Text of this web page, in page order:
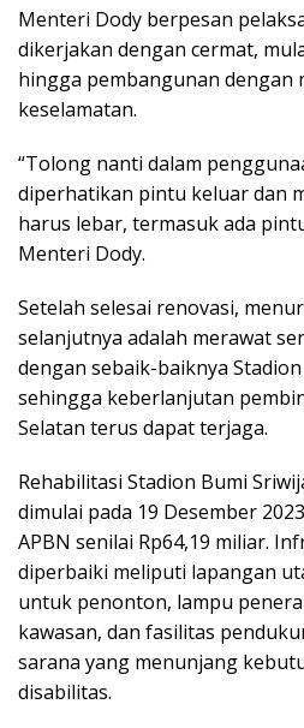
Menteri Dody berpesan
dikerjakan dengan cermat,
hingga pembangunan dengan
keselamatan.
“Tolong nanti dalam
diperhatikan pintu keluar dan
harus lebar, termasuk ada
Menteri Dody.
Setelah selesai renovasi,
selanjutnya adalah merawat
dengan sebaik-baiknya
sehingga keberlanjutan
Selatan terus dapat terjaga.
Rehabilitasi Stadion Bumi
dimulai pada 19 Desember
APBN senilai Rp64,19 miliar.
diperbaiki meliputi lapangan
untuk penonton, lampu
kawasan, dan fasilitas
sarana yang menunjang
disabilitas.